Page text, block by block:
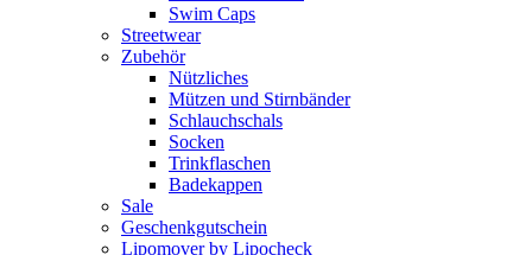
Swim Caps
Streetwear
Zubehör
Nützliches
Mützen und Stirnbänder
Schlauchschals
Socken
Trinkflaschen
Badekappen
Sale
Geschenkgutschein
Lipomover by Lipocheck